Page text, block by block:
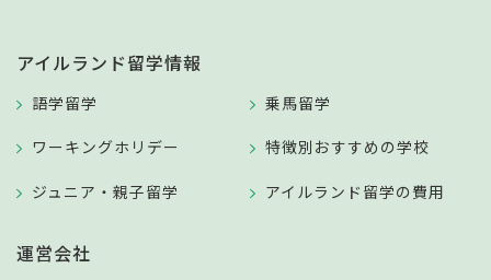
アイルランド留学情報
語学留学
ワーキングホリデー
ジュニア・親子留学
乗馬留学
特徴別おすすめの学校
アイルランド留学の費用
運営会社